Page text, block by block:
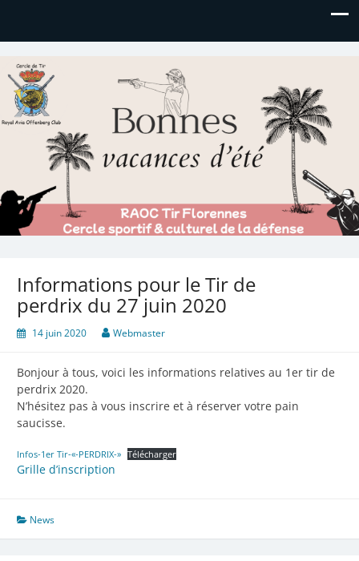
Royal AOC Florennes
Section TIR de l'AVIA
Informations pour le Tir de
perdrix du 27 juin 2020
14 juin 2020 Webmaster
Bonjour à tous, voici les informations relatives au 1er tir de
perdrix 2020.
N’hésitez pas à vous inscrire et à réserver votre pain
saucisse.
Infos-1er Tir-«-PERDRIX-» Télécharger
Grille d’inscription
News